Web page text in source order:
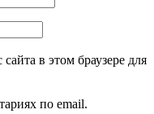
в этом браузере для
по email.